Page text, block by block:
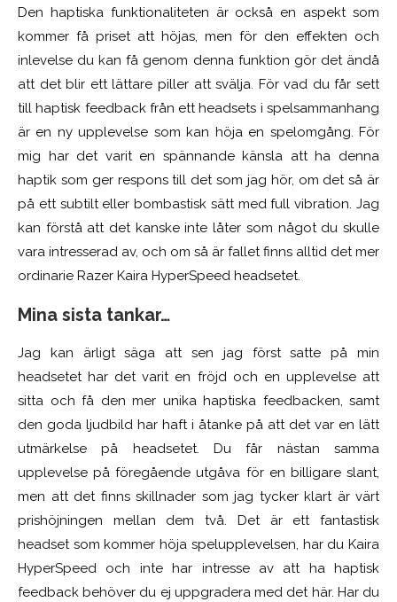
Den haptiska funktionaliteten är också en aspekt som
kommer få priset att höjas, men för den effekten och
inlevelse du kan få genom denna funktion gör det ändå
att det blir ett lättare piller att svälja. För vad du får sett
till haptisk feedback från ett headsets i spelsammanhang
är en ny upplevelse som kan höja en spelomgång. För
mig har det varit en spännande känsla att ha denna
haptik som ger respons till det som jag hör, om det så är
på ett subtilt eller bombastisk sätt med full vibration. Jag
kan förstå att det kanske inte låter som något du skulle
vara intresserad av, och om så är fallet finns alltid det mer
ordinarie Razer Kaira HyperSpeed headsetet.
Mina sista tankar…
Jag kan ärligt säga att sen jag först satte på min
headsetet har det varit en fröjd och en upplevelse att
sitta och få den mer unika haptiska feedbacken, samt
den goda ljudbild har haft i åtanke på att det var en lätt
utmärkelse på headsetet. Du får nästan samma
upplevelse på föregående utgåva för en billigare slant,
men att det finns skillnader som jag tycker klart är värt
prishöjningen mellan dem två. Det är ett fantastisk
headset som kommer höja spelupplevelsen, har du Kaira
HyperSpeed och inte har intresse av att ha haptisk
feedback behöver du ej uppgradera med det här. Har du